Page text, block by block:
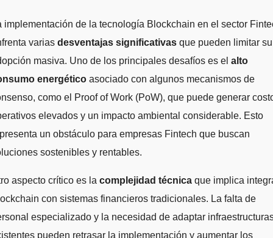
implementación de la tecnología Blockchain en el sector
varias desventajas significativas que pueden limitar su
masiva. Uno de los principales desafíos es el alto
energético asociado con algunos mecanismos de
como el Proof of Work (PoW), que puede generar
elevados y un impacto ambiental considerable. Esto
un obstáculo para empresas Fintech que buscan
sostenibles y rentables.
aspecto crítico es la complejidad técnica que implica
con sistemas financieros tradicionales. La falta de
especializado y la necesidad de adaptar
pueden retrasar la implementación y aumentar los